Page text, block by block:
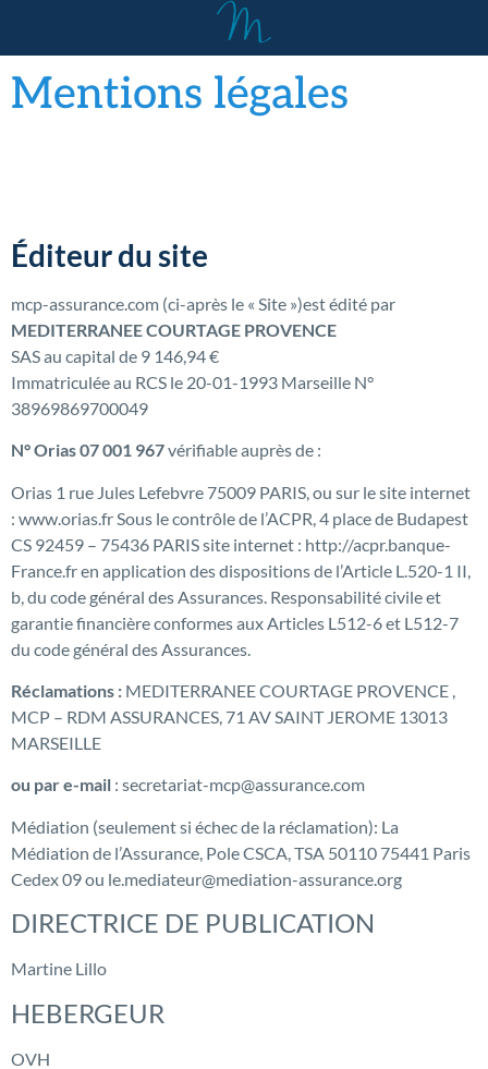
Mentions légales
Éditeur du site
mcp-assurance.com (ci-après le « Site »)est édité par
MEDITERRANEE COURTAGE PROVENCE
SAS au capital de 9 146,94 €
Immatriculée au RCS le 20-01-1993 Marseille N°
38969869700049
N° Orias 07 001 967vérifiable auprès de :
Orias 1 rue Jules Lefebvre 75009 PARIS, ou sur le site internet
: www.orias.fr Sous le contrôle de l’ACPR, 4 place de Budapest
CS 92459 – 75436 PARIS site internet : http://acpr.banque-
France.fr en application des dispositions de l’Article L.520-1 II,
b, du code général des Assurances. Responsabilité civile et
garantie financière conformes aux Articles L512-6 et L512-7
du code général des Assurances.
Réclamations : MEDITERRANEE COURTAGE PROVENCE ,
MCP – RDM ASSURANCES, 71 AV SAINT JEROME 13013
MARSEILLE
ou par e-mail : secretariat-mcp@assurance.com
Médiation (seulement si échec de la réclamation): La
Médiation de l’Assurance, Pole CSCA, TSA 50110 75441 Paris
Cedex 09 ou le.mediateur@mediation-assurance.org
DIRECTRICE DE PUBLICATION
Martine Lillo
HEBERGEUR
OVH